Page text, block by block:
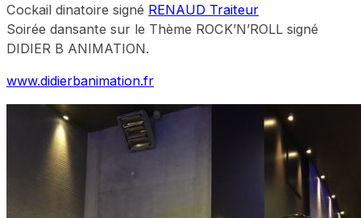
Cockail dinatoire signé RENAUD Traiteur
Soirée dansante sur le Thème ROCK’N’ROLL signé
DIDIER B ANIMATION.
www.didierbanimation.fr